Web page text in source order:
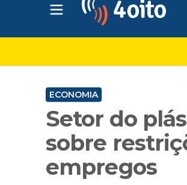
Abrir menu principal
ECONOMIA
Setor do
sobre
empregos